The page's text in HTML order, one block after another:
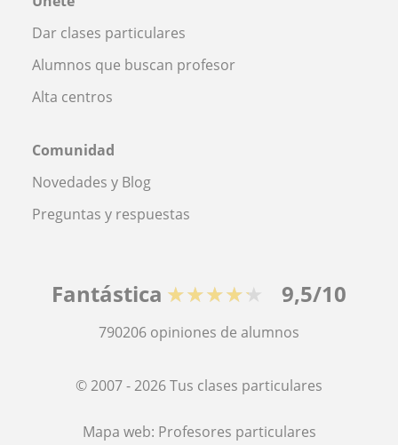
Dar clases particulares
Alumnos que buscan profesor
Alta centros
Comunidad
Novedades y Blog
Preguntas y respuestas
Fantástica ★★★★★ 9,5/10
790206 opiniones de alumnos
© 2007 - 2026 Tus clases particulares
Mapa web: Profesores particulares